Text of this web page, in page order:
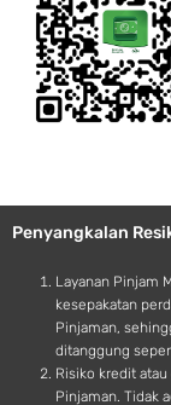
Penyangkalan
Layanan Pinjam
kesepakatan
Pinjaman,
ditanggung
Risiko kredit
Pinjaman. Tidak